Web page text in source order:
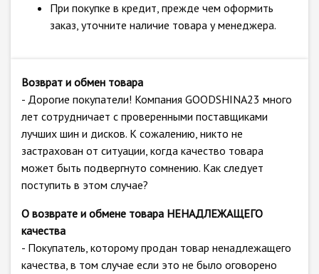
При покупке в кредит, прежде чем оформить
заказ, уточните наличие товара у менеджера.
Возврат и обмен товара
- Дорогие покупатели! Компания GOODSHINA23 много
лет сотрудничает с проверенными поставщиками
лучших шин и дисков. К сожалению, никто не
застрахован от ситуации, когда качество товара
может быть подвергнуто сомнению. Как следует
поступить в этом случае?
О возврате и обмене товара НЕНАДЛЕЖАЩЕГО
качества
- Покупатель, которому продан товар ненадлежащего
качества, в том случае если это не было оговорено